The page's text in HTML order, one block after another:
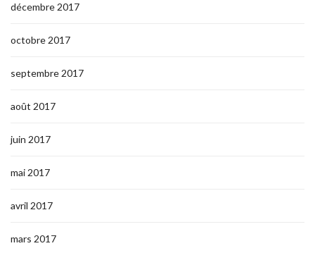
décembre 2017
octobre 2017
septembre 2017
août 2017
juin 2017
mai 2017
avril 2017
mars 2017